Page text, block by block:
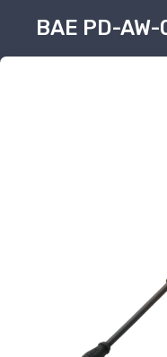
BAE PD-